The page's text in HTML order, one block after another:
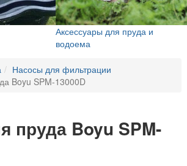
Аксессуары для пруда и
водоема
Насосы для фильтрации
Boyu SPM-13000D
пруда Boyu SPM-